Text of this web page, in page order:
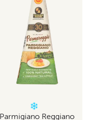
Parmigiano Reggiano